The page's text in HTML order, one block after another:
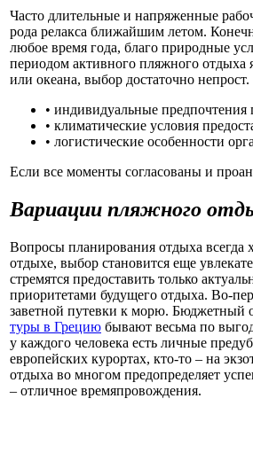
Часто длительные и напряженные
рода релакса ближайшим летом.
любое время года, благо природные
периодом активного пляжного отдыха
или океана, выбор достаточно
• индивидуальные предпочтения
• климатические условия
• логистические особенности
Если все моменты согласованы и
Вариации пляжного
Вопросы планирования отдыха всегда
отдыхе, выбор становится еще
стремятся предоставить только
приоритетами будущего отдыха. Во-
заветной путевки к морю. Бюджетный
туры в Грецию бывают весьма по
у каждого человека есть личные
европейских курортах, кто-то – на
отдыха во многом предопределяет
– отличное времяпровождения.